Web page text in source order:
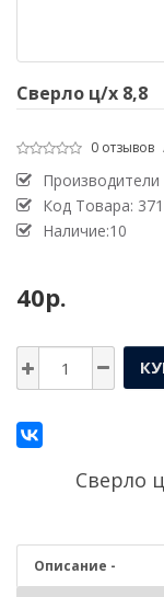
Сверло ц/х 8,8
0 отзывов
Производители
Код Товара: 371
Наличие:10
40р.
Сверло
Описание -